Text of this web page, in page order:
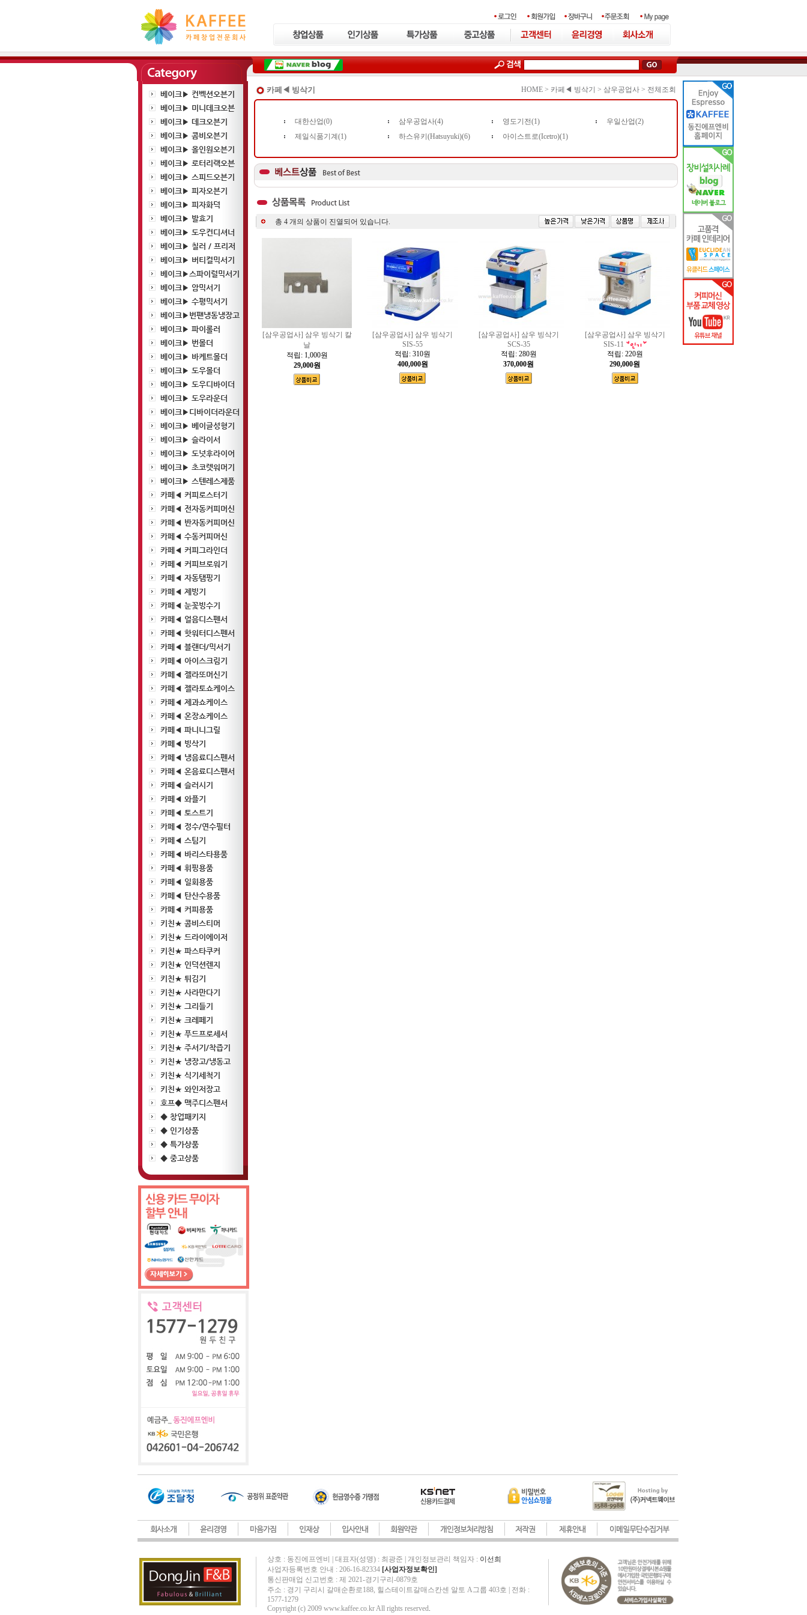
베이크▶ 컨벡션오븐기
베이크▶ 미니데크오븐
베이크▶ 데크오븐기
베이크▶ 콤비오븐기
베이크▶ 올인원오븐기
베이크▶ 로터리랙오븐
베이크▶ 스피드오븐기
베이크▶ 피자오븐기
베이크▶ 피자화덕
베이크▶ 발효기
베이크▶ 도우컨디셔너
베이크▶ 칠러 / 프리저
베이크▶ 버티컬믹서기
베이크▶스파이럴믹서기
베이크▶ 암믹서기
베이크▶ 수평믹서기
베이크▶번팬냉동냉장고
베이크▶ 파이롤러
베이크▶ 번몰더
베이크▶ 바케트몰더
베이크▶ 도우몰더
베이크▶ 도우디바이더
베이크▶ 도우라운더
베이크▶디바이더라운더
베이크▶ 베이글성형기
베이크▶ 슬라이서
베이크▶ 도넛후라이어
베이크▶ 초코렛워머기
베이크▶ 스텐레스제품
카페◀ 커피로스터기
카페◀ 전자동커피머신
카페◀ 반자동커피머신
카페◀ 수동커피머신
카페◀ 커피그라인더
카페◀ 커피브로워기
카페◀ 자동탬핑기
카페◀ 제빙기
카페◀ 눈꽃빙수기
카페◀ 얼음디스펜서
카페◀ 핫워터디스펜서
카페◀ 블랜더/믹서기
카페◀ 아이스크림기
카페◀ 젤라또머신기
카페◀ 젤라토쇼케이스
카페◀ 제과쇼케이스
카페◀ 온장쇼케이스
카페◀ 파니니그릴
카페◀ 빙삭기
카페◀ 냉음료디스펜서
카페◀ 온음료디스펜서
카페◀ 슬러시기
카페◀ 와플기
카페◀ 토스트기
카페◀ 정수/연수필터
카페◀ 스팀기
카페◀ 바리스타용품
카페◀ 휘핑용품
카페◀ 일회용품
카페◀ 탄산수용품
카페◀ 커피용품
키친★ 콤비스티머
키친★ 드라이에이저
키친★ 파스타쿠커
키친★ 인덕션렌지
키친★ 튀김기
키친★ 사라만다기
키친★ 그리들기
키친★ 크레페기
키친★ 푸드프로세서
키친★ 주서기/착즙기
키친★ 냉장고/냉동고
키친★ 식기세척기
키친★ 와인저장고
호프◆ 맥주디스펜서
◆ 창업패키지
◆ 인기상품
◆ 특가상품
◆ 중고상품
카페◀ 빙삭기 HOME > 카페◀ 빙삭기 > 삼우공업사 > 전체조회
대한산업(0) 삼우공업사(4) 영도기전(1)
우일산업(2)
제일식품기계(1)
하스유키(Hatsuyuki)(6) 아이스트로(Icetro)(1)
총 4 개의 상품이 진열되어 있습니다.
[삼우공업사] 삼우 빙삭기 칼
날
적립: 1,000원
29,000원
[삼우공업사] 삼우 빙삭기
SIS-55
적립: 310원
400,000원
[삼우공업사] 삼우 빙삭기
SCS-35
적립: 280원
370,000원
[삼우공업사] 삼우 빙삭기
SIS-11
적립: 220원
290,000원
상호 : 동진에프엔비 | 대표자(성명) : 최광준 | 개인정보관리 책임자 : 이선희
사업자등록번호 안내 : 206-16-82334 [사업자정보확인]
통신판매업 신고번호 : 제 2021-경기구리-0879호
주소 : 경기 구리시 갈매순환로188, 힐스테이트갈매스칸센 알토 A그룹 403호 | 전화 :
1577-1279
Copyright (c) 2009 www.kaffee.co.kr All rights reserved.